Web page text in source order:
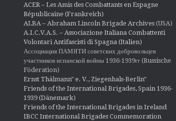
ACER – Les Amis des Combattants en Espagne
Républicaine (Frankreich)
ALBA – Abraham Lincoln Brigade Archives(USA)
A.I.C.V.A.S. – Associazione Italiana Combattenti
Volontari Antifascisti di Spagna (Italien)
Ассоциация ПАМЯТИ советских добровольцев
участников испанской войны 1936-1939гг (Russische
Föderation)
Ernst Thälmann" e. V., Ziegenhals-Berlin"
Friends of the International Brigades, Spain 1936-
1939 (Dänemark)
Friends of the International Brigades in Ireland
IBCC International Brigades Commemoration